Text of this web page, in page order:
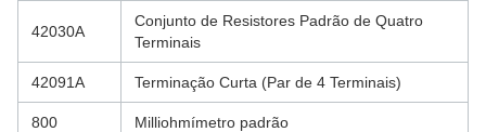
42030A
Conjunto de Resistores Padrão de Quatro
Terminais
42091A Terminação Curta (Par de 4 Terminais)
800 Milliohmímetro padrão